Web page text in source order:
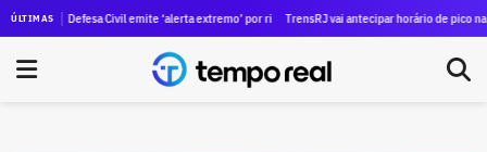
ÚLTIMAS
facultativo a partir das 13h desta sexta (07) devido à previsão de ventos fortes
Defesa Civil emite ‘alerta extremo’ por risco de vendaval no Rio de Janeiro;
TrensRJ vai antecipar horário de pico na